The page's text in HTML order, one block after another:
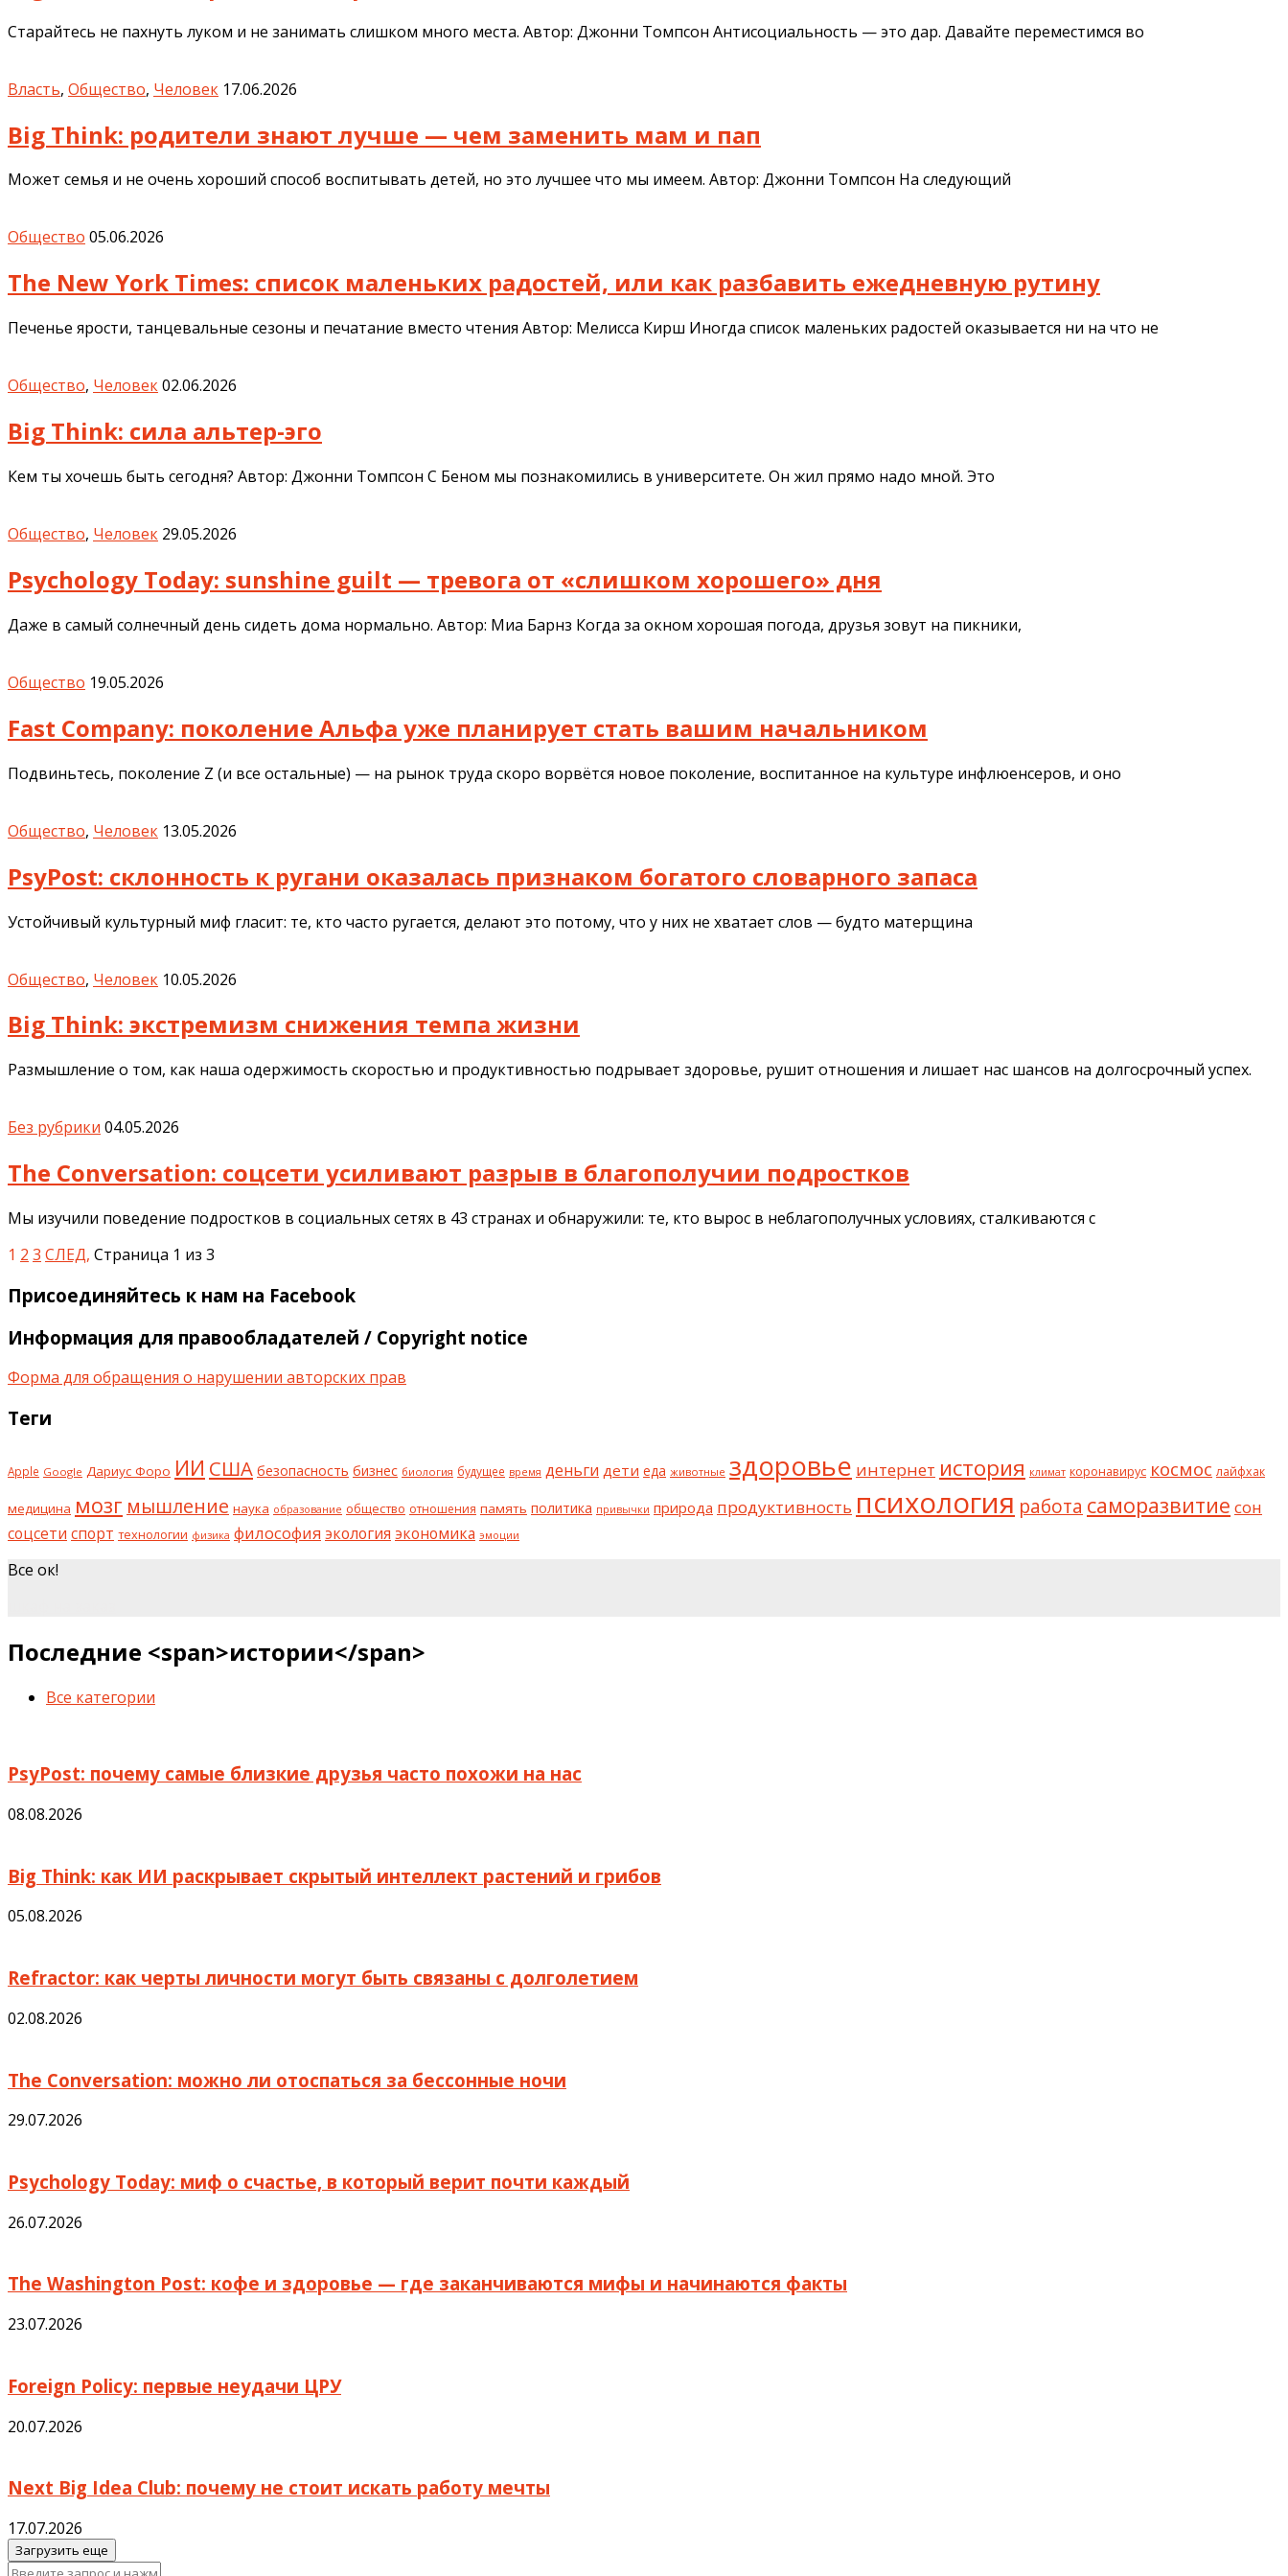
Старайтесь не пахнуть луком и не занимать слишком много места. Автор: Джонни Томпсон Антисоциальность — это дар. Давайте переместимся во
Власть, Общество, Человек 17.06.2026
Big Think: родители знают лучше — чем заменить мам и пап
Может семья и не очень хороший способ воспитывать детей, но это лучшее что мы имеем. Автор: Джонни Томпсон На следующий
Общество 05.06.2026
The New York Times: список маленьких радостей, или как разбавить ежедневную рутину
Печенье ярости, танцевальные сезоны и печатание вместо чтения Автор: Мелисса Кирш Иногда список маленьких радостей оказывается ни на что не
Общество, Человек02.06.2026
Big Think: сила альтер-эго
Кем ты хочешь быть сегодня? Автор: Джонни Томпсон С Беном мы познакомились в университете. Он жил прямо надо мной. Это
Общество, Человек 29.05.2026
Psychology Today: sunshine guilt — тревога от «слишком хорошего» дня
Даже в самый солнечный день сидеть дома нормально. Автор: Миа Барнз Когда за окном хорошая погода, друзья зовут на пикники,
Общество 19.05.2026
Fast Company: поколение Альфа уже планирует стать вашим начальником
Подвиньтесь, поколение Z (и все остальные) — на рынок труда скоро ворвётся новое поколение, воспитанное на культуре инфлюенсеров, и оно
Общество, Человек 13.05.2026
PsyPost: склонность к ругани оказалась признаком богатого словарного запаса
Устойчивый культурный миф гласит: те, кто часто ругается, делают это потому, что у них не хватает слов — будто матерщина
Общество, Человек 10.05.2026
Big Think: экстремизм снижения темпа жизни
Размышление о том, как наша одержимость скоростью и продуктивностью подрывает здоровье, рушит отношения и лишает нас шансов на долгосрочный успех.
Без рубрики 04.05.2026
The Conversation: соцсети усиливают разрыв в благополучии подростков
Мы изучили поведение подростков в социальных сетях в 43 странах и обнаружили: те, кто вырос в неблагополучных условиях, сталкиваются с
1 2 3 СЛЕД, Страница 1 из 3
Присоединяйтесь к нам на Facebook
Информация для правообладателей / Copyright notice
Форма для обращения о нарушении авторских прав
Теги
Apple Google Дариус Форо ИИ США безопасность бизнес биология будущее время деньги дети еда животные здоровье интернет история климат коронавирус космос лайфхак
медицина мозг мышление наука образование общество отношения память политика привычки природа продуктивность психология работа саморазвитие сон
соцсети спорт технологии физика философия экология экономика эмоции
Все ок!
Последние <span>истории</span>
Все категории
PsyPost: почему самые близкие друзья часто похожи на нас
08.08.2026
Big Think: как ИИ раскрывает скрытый интеллект растений и грибов
05.08.2026
Refractor: как черты личности могут быть связаны с долголетием
02.08.2026
The Conversation: можно ли отоспаться за бессонные ночи
29.07.2026
Psychology Today: миф о счастье, в который верит почти каждый
26.07.2026
The Washington Post: кофе и здоровье — где заканчиваются мифы и начинаются факты
23.07.2026
Foreign Policy: первые неудачи ЦРУ
20.07.2026
Next Big Idea Club: почему не стоит искать работу мечты
17.07.2026
Загрузить еще